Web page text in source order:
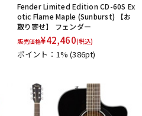
Fender Limited Edition CD-60S Ex
otic Flame Maple (Sunburst) 【お
取り寄せ】 フェンダー
販売価格¥42,460(税込)
ポイント：1%(386pt)